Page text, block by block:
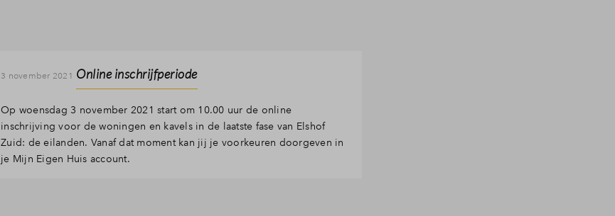
3 november 2021 Online inschrijfperiode
Op woensdag 3 november 2021 start om 10.00 uur de online
inschrijving voor de woningen en kavels in de laatste fase van Elshof
Zuid: de eilanden. Vanaf dat moment kan jij je voorkeuren doorgeven in
je Mijn Eigen Huis account.